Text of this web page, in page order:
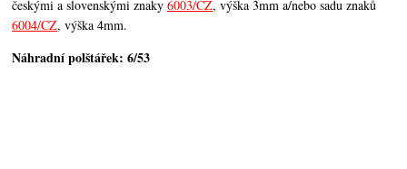
českými a slovenskými znaky6003/CZ, výška 3mm a/nebo sadu znaků
6004/CZ, výška 4mm.
Náhradní polštářek: 6/53